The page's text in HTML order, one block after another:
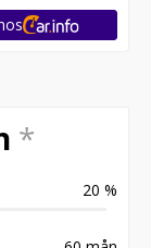
*
20 %